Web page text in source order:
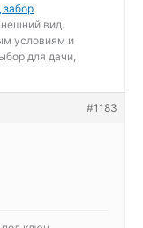
забор
вид.
условиям и
для дачи,
#1183